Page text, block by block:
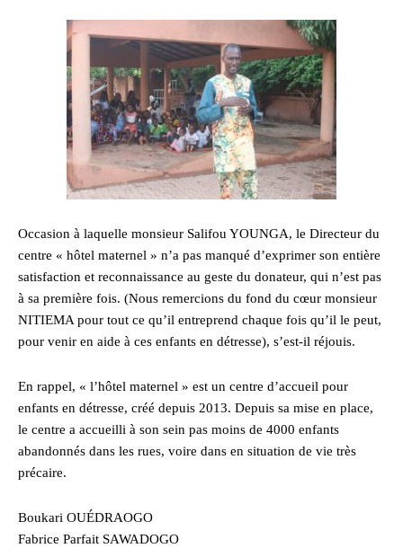
Occasion à laquelle monsieur Salifou YOUNGA, le Directeur du
centre « hôtel maternel » n’a pas manqué d’exprimer son entière
satisfaction et reconnaissance au geste du donateur, qui n’est pas
à sa première fois. (Nous remercions du fond du cœur monsieur
NITIEMA pour tout ce qu’il entreprend chaque fois qu’il le peut,
pour venir en aide à ces enfants en détresse), s’est-il réjouis.
En rappel, « l’hôtel maternel » est un centre d’accueil pour
enfants en détresse, créé depuis 2013. Depuis sa mise en place,
le centre a accueilli à son sein pas moins de 4000 enfants
abandonnés dans les rues, voire dans en situation de vie très
précaire.
Boukari OUÉDRAOGO
Fabrice Parfait SAWADOGO